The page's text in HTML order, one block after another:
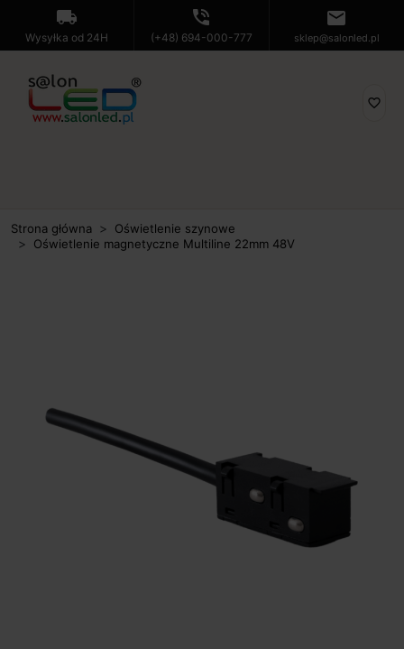
local_shipping
Wysyłka od 24H
phone_in_talk
(+48) 694-000-777
mail
sklep@salonled.pl
favorite_border
Strona główna
Oświetlenie szynowe
Oświetlenie magnetyczne Multiline 22mm 48V